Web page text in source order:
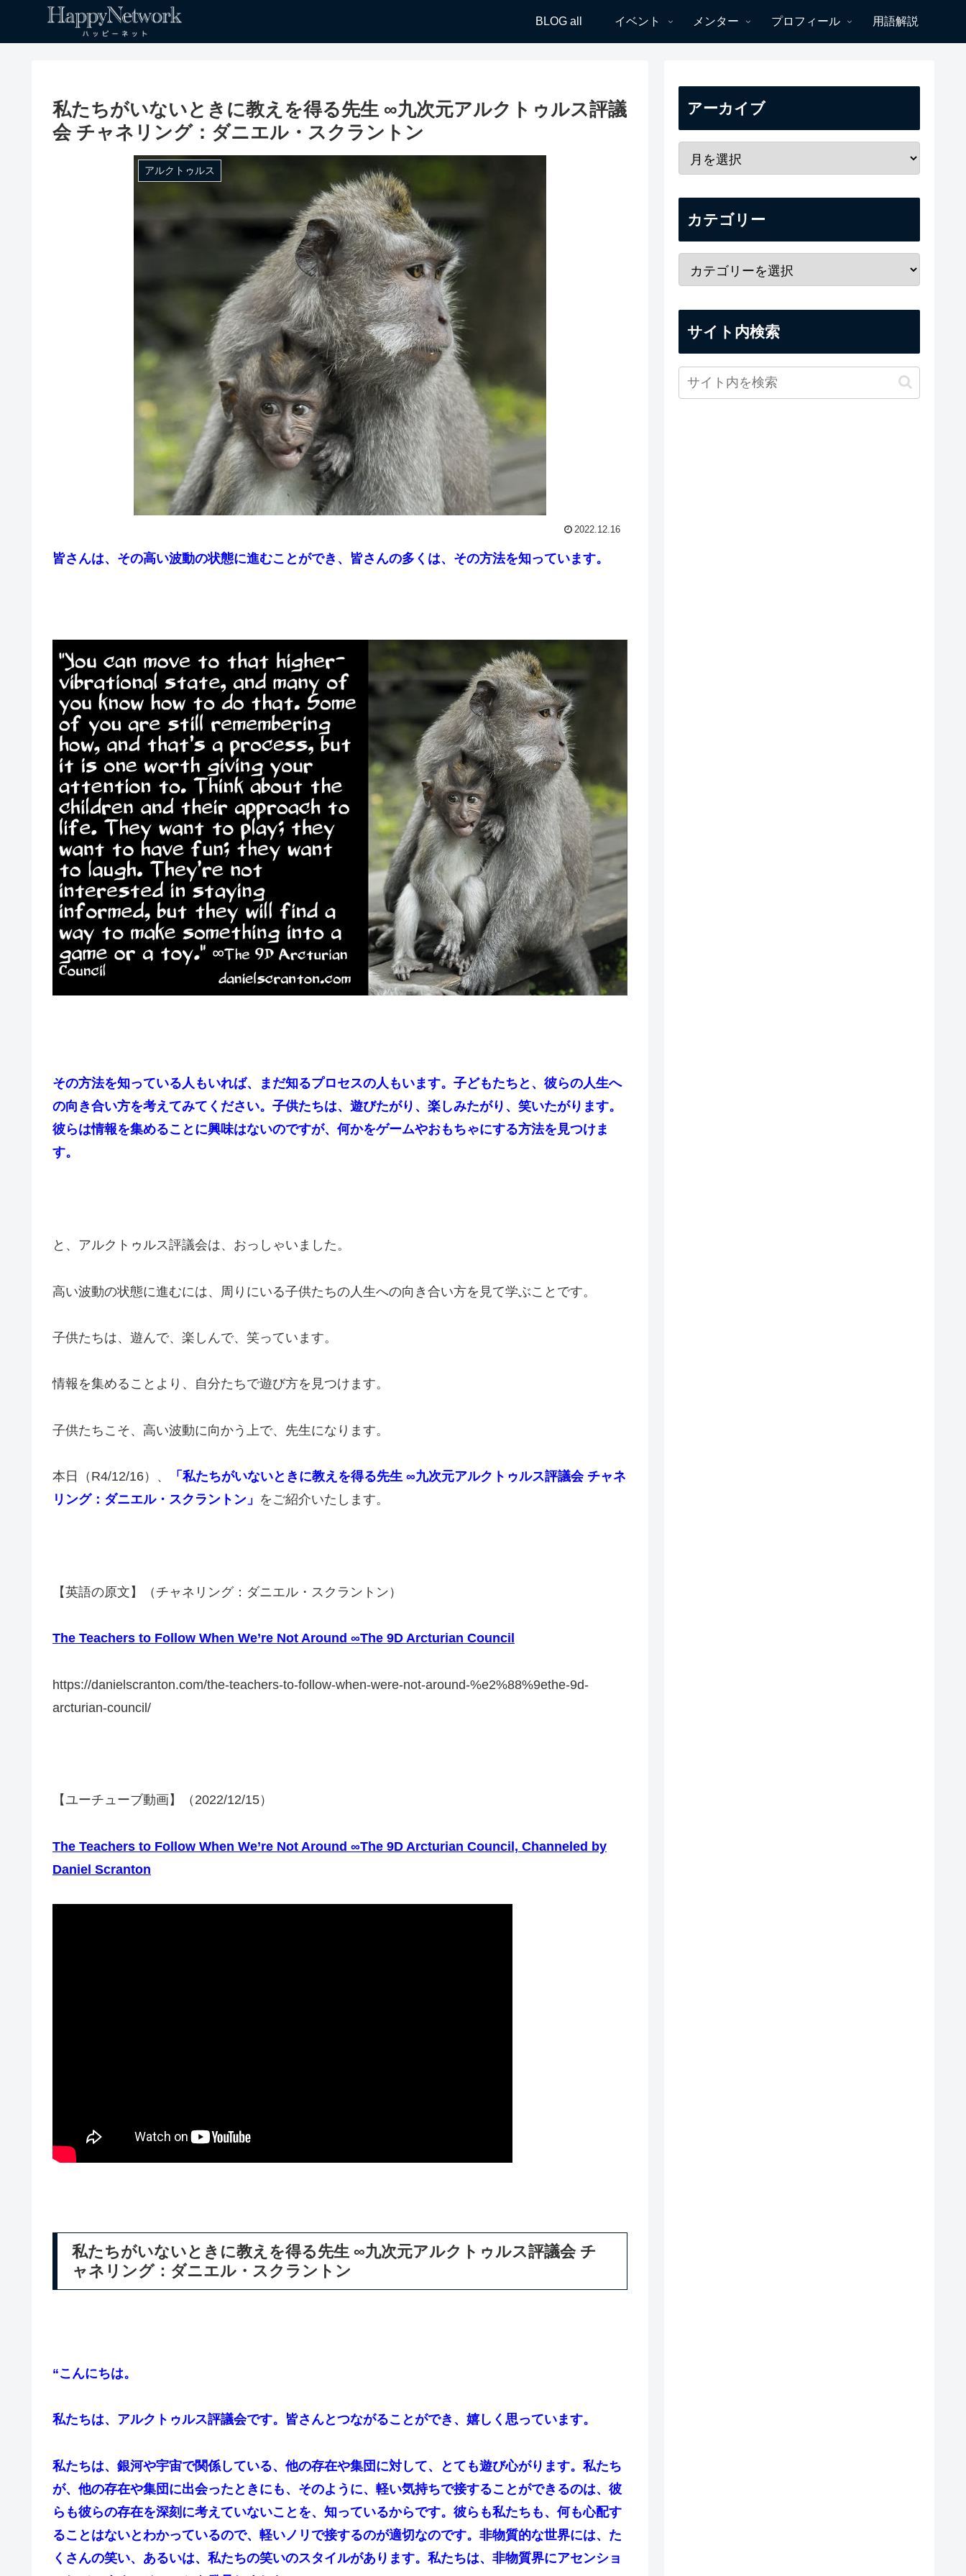
BLOG all イベント メンター プロフィール 用語解説
私たちがいないときに教えを得る先生 ∞九次元アルクトゥルス評議
会 チャネリング：ダニエル・スクラントン
アルクトゥルス
2022.12.16
皆さんは、その高い波動の状態に進むことができ、皆さんの多くは、その方法を知っています。
その方法を知っている人もいれば、まだ知るプロセスの人もいます。子どもたちと、彼らの人生へ
の向き合い方を考えてみてください。子供たちは、遊びたがり、楽しみたがり、笑いたがります。
彼らは情報を集めることに興味はないのですが、何かをゲームやおもちゃにする方法を見つけま
す。
と、アルクトゥルス評議会は、おっしゃいました。
高い波動の状態に進むには、周りにいる子供たちの人生への向き合い方を見て学ぶことです。
子供たちは、遊んで、楽しんで、笑っています。
情報を集めることより、自分たちで遊び方を見つけます。
子供たちこそ、高い波動に向かう上で、先生になります。
本日（R4/12/16）、
「私たちがいないときに教えを得る先生 ∞九次元アルクトゥルス評議会 チャネ
リング：ダニエル・スクラントン」 をご紹介いたします。
【英語の原文】（チャネリング：ダニエル・スクラントン）
The Teachers to Follow When We’re Not Around ∞The 9D Arcturian Council
https://danielscranton.com/the-teachers-to-follow-when-were-not-around-%e2%88%9ethe-9d-
arcturian-council/
【ユーチューブ動画】（2022/12/15）
The Teachers to Follow When We’re Not Around ∞The 9D Arcturian Council, Channeled by
Daniel Scranton
私たちがいないときに教えを得る先生 ∞九次元アルクトゥルス評議会 チ
ャネリング：ダニエル・スクラントン
“こんにちは。
私たちは、アルクトゥルス評議会です。皆さんとつながることができ、嬉しく思っています。
私たちは、銀河や宇宙で関係している、他の存在や集団に対して、とても遊び心がります。私たち
が、他の存在や集団に出会ったときにも、そのように、軽い気持ちで接することができるのは、彼
らも彼らの存在を深刻に考えていないことを、知っているからです。彼らも私たちも、何も心配す
ることはないとわかっているので、軽いノリで接するのが適切なのです。非物質的な世界には、た
くさんの笑い、あるいは、私たちの笑いのスタイルがあります。私たちは、非物質界にアセンショ
アーカイブ
カテゴリー
サイト内検索